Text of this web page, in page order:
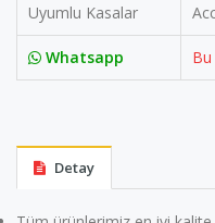
Uyumlu Kasalar
Whatsapp
Detay